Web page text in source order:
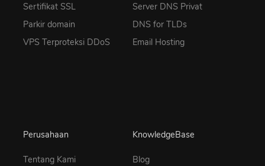
Sertifikat SSL
Parkir domain
VPS Terproteksi DDoS
Server DNS Privat
DNS for TLDs
Email Hosting
Perusahaan
Tentang Kami
KnowledgeBase
Blog